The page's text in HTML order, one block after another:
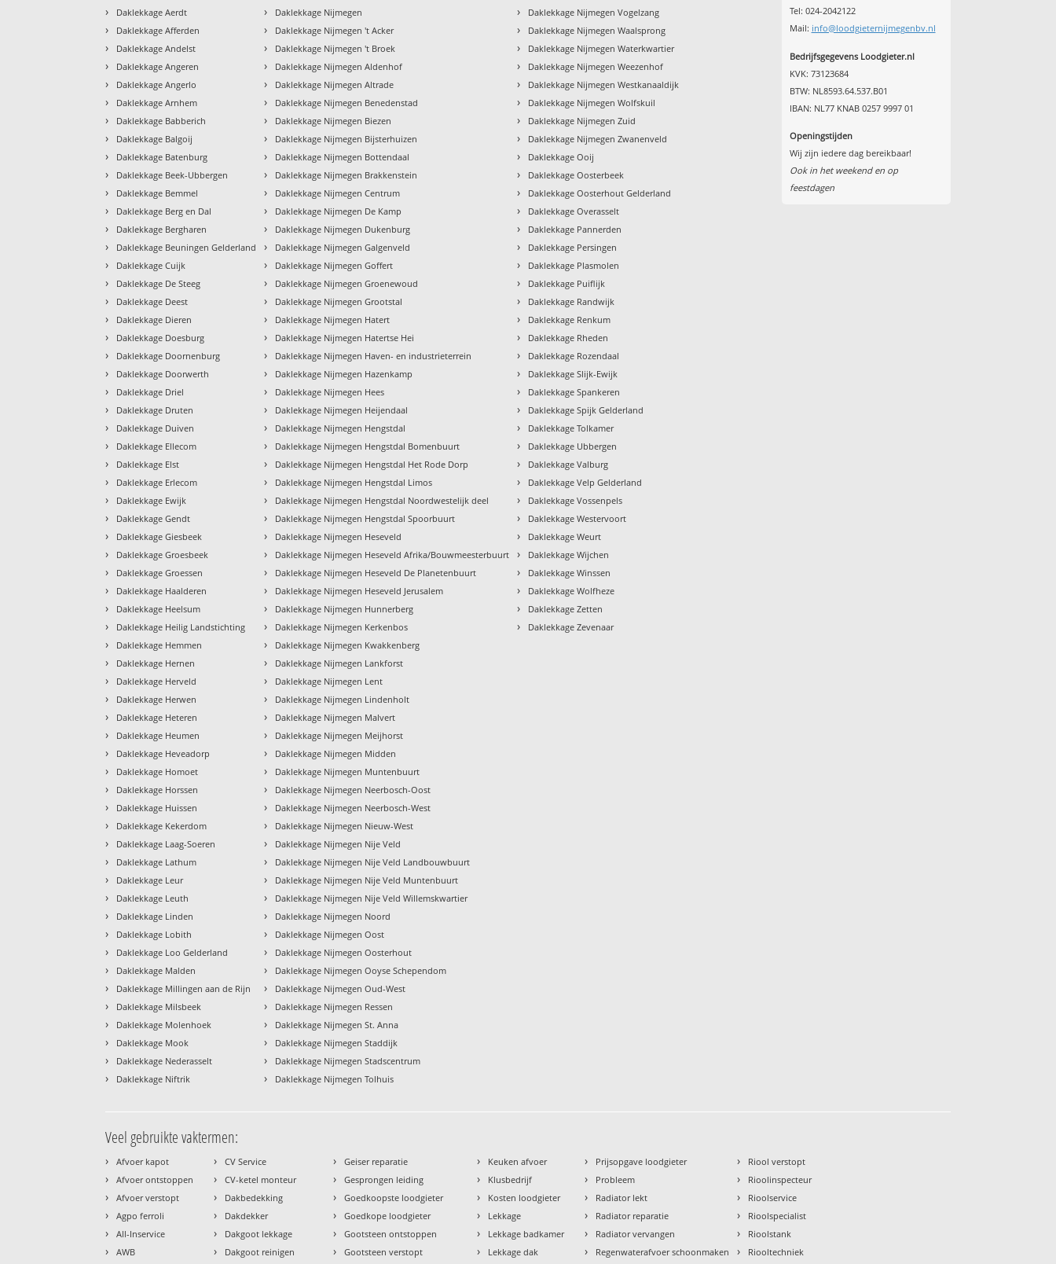
› Daklekkage Aerdt
› Daklekkage Afferden
› Daklekkage Andelst
› Daklekkage Angeren
› Daklekkage Angerlo
› Daklekkage Arnhem
› Daklekkage Babberich
› Daklekkage Balgoij
› Daklekkage Batenburg
› Daklekkage Beek-Ubbergen
› Daklekkage Bemmel
› Daklekkage Berg en Dal
› Daklekkage Bergharen
› Daklekkage Beuningen Gelderland
› Daklekkage Cuijk
› Daklekkage De Steeg
› Daklekkage Deest
› Daklekkage Dieren
› Daklekkage Doesburg
› Daklekkage Doornenburg
› Daklekkage Doorwerth
› Daklekkage Driel
› Daklekkage Druten
› Daklekkage Duiven
› Daklekkage Ellecom
› Daklekkage Elst
› Daklekkage Erlecom
› Daklekkage Ewijk
› Daklekkage Gendt
› Daklekkage Giesbeek
› Daklekkage Groesbeek
› Daklekkage Groessen
› Daklekkage Haalderen
› Daklekkage Heelsum
› Daklekkage Heilig Landstichting
› Daklekkage Hemmen
› Daklekkage Hernen
› Daklekkage Herveld
› Daklekkage Herwen
› Daklekkage Heteren
› Daklekkage Heumen
› Daklekkage Heveadorp
› Daklekkage Homoet
› Daklekkage Horssen
› Daklekkage Huissen
› Daklekkage Kekerdom
› Daklekkage Laag-Soeren
› Daklekkage Lathum
› Daklekkage Leur
› Daklekkage Leuth
› Daklekkage Linden
› Daklekkage Lobith
› Daklekkage Loo Gelderland
› Daklekkage Malden
› Daklekkage Millingen aan de Rijn
› Daklekkage Milsbeek
› Daklekkage Molenhoek
› Daklekkage Mook
› Daklekkage Nederasselt
› Daklekkage Niftrik
› Daklekkage Nijmegen
› Daklekkage Nijmegen 't Acker
› Daklekkage Nijmegen 't Broek
› Daklekkage Nijmegen Aldenhof
› Daklekkage Nijmegen Altrade
› Daklekkage Nijmegen Benedenstad
› Daklekkage Nijmegen Biezen
› Daklekkage Nijmegen Bijsterhuizen
› Daklekkage Nijmegen Bottendaal
› Daklekkage Nijmegen Brakkenstein
› Daklekkage Nijmegen Centrum
› Daklekkage Nijmegen De Kamp
› Daklekkage Nijmegen Dukenburg
› Daklekkage Nijmegen Galgenveld
› Daklekkage Nijmegen Goffert
› Daklekkage Nijmegen Groenewoud
› Daklekkage Nijmegen Grootstal
› Daklekkage Nijmegen Hatert
› Daklekkage Nijmegen Hatertse Hei
› Daklekkage Nijmegen Haven- en industrieterrein
› Daklekkage Nijmegen Hazenkamp
› Daklekkage Nijmegen Hees
› Daklekkage Nijmegen Heijendaal
› Daklekkage Nijmegen Hengstdal
› Daklekkage Nijmegen Hengstdal Bomenbuurt
› Daklekkage Nijmegen Hengstdal Het Rode Dorp
› Daklekkage Nijmegen Hengstdal Limos
› Daklekkage Nijmegen Hengstdal Noordwestelijk deel
› Daklekkage Nijmegen Hengstdal Spoorbuurt
› Daklekkage Nijmegen Heseveld
› Daklekkage Nijmegen Heseveld Afrika/Bouwmeesterbuurt
› Daklekkage Nijmegen Heseveld De Planetenbuurt
› Daklekkage Nijmegen Heseveld Jerusalem
› Daklekkage Nijmegen Hunnerberg
› Daklekkage Nijmegen Kerkenbos
› Daklekkage Nijmegen Kwakkenberg
› Daklekkage Nijmegen Lankforst
› Daklekkage Nijmegen Lent
› Daklekkage Nijmegen Lindenholt
› Daklekkage Nijmegen Malvert
› Daklekkage Nijmegen Meijhorst
› Daklekkage Nijmegen Midden
› Daklekkage Nijmegen Muntenbuurt
› Daklekkage Nijmegen Neerbosch-Oost
› Daklekkage Nijmegen Neerbosch-West
› Daklekkage Nijmegen Nieuw-West
› Daklekkage Nijmegen Nije Veld
› Daklekkage Nijmegen Nije Veld Landbouwbuurt
› Daklekkage Nijmegen Nije Veld Muntenbuurt
› Daklekkage Nijmegen Nije Veld Willemskwartier
› Daklekkage Nijmegen Noord
› Daklekkage Nijmegen Oost
› Daklekkage Nijmegen Oosterhout
› Daklekkage Nijmegen Ooyse Schependom
› Daklekkage Nijmegen Oud-West
› Daklekkage Nijmegen Ressen
› Daklekkage Nijmegen St. Anna
› Daklekkage Nijmegen Staddijk
› Daklekkage Nijmegen Stadscentrum
› Daklekkage Nijmegen Tolhuis
› Daklekkage Nijmegen Vogelzang
› Daklekkage Nijmegen Waalsprong
› Daklekkage Nijmegen Waterkwartier
› Daklekkage Nijmegen Weezenhof
› Daklekkage Nijmegen Westkanaaldijk
› Daklekkage Nijmegen Wolfskuil
› Daklekkage Nijmegen Zuid
› Daklekkage Nijmegen Zwanenveld
› Daklekkage Ooij
› Daklekkage Oosterbeek
› Daklekkage Oosterhout Gelderland
› Daklekkage Overasselt
› Daklekkage Pannerden
› Daklekkage Persingen
› Daklekkage Plasmolen
› Daklekkage Puiflijk
› Daklekkage Randwijk
› Daklekkage Renkum
› Daklekkage Rheden
› Daklekkage Rozendaal
› Daklekkage Slijk-Ewijk
› Daklekkage Spankeren
› Daklekkage Spijk Gelderland
› Daklekkage Tolkamer
› Daklekkage Ubbergen
› Daklekkage Valburg
› Daklekkage Velp Gelderland
› Daklekkage Vossenpels
› Daklekkage Westervoort
› Daklekkage Weurt
› Daklekkage Wijchen
› Daklekkage Winssen
› Daklekkage Wolfheze
› Daklekkage Zetten
› Daklekkage Zevenaar
Tel: 024-2042122
Mail: info@loodgieternijmegenbv.nl
Bedrijfsgegevens Loodgieter.nl
KVK: 73123684
BTW: NL8593.64.537.B01
IBAN: NL77 KNAB 0257 9997 01
Openingstijden
Wij zijn iedere dag bereikbaar!
Ook in het weekend en op
feestdagen
Veel gebruikte vaktermen:
› Afvoer kapot
› Afvoer ontstoppen
› Afvoer verstopt
› Agpo ferroli
› All-Inservice
› AWB
› CV Service
› CV-ketel monteur
› Dakbedekking
› Dakdekker
› Dakgoot lekkage
› Dakgoot reinigen
› Geiser reparatie
› Gesprongen leiding
› Goedkoopste loodgieter
› Goedkope loodgieter
› Gootsteen ontstoppen
› Gootsteen verstopt
› Keuken afvoer
› Klusbedrijf
› Kosten loodgieter
› Lekkage
› Lekkage badkamer
› Lekkage dak
› Prijsopgave loodgieter
› Probleem
› Radiator lekt
› Radiator reparatie
› Radiator vervangen
› Regenwaterafvoer schoonmaken
› Riool verstopt
› Rioolinspecteur
› Rioolservice
› Rioolspecialist
› Rioolstank
› Riooltechniek